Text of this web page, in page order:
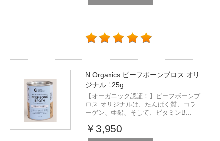
N Organics ビーフボーンブロス オリ
ジナル 125g
【オーガニック認証！】ビーフボーンブ
ロス オリジナルは、たんぱく質、コラ
ーゲン、亜鉛、そして、ビタミンB...
￥3,950